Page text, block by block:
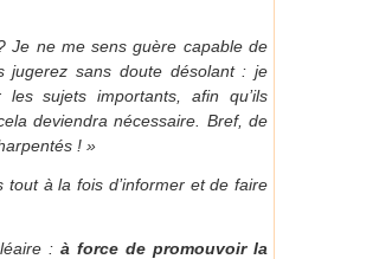
Je ne me sens guère capable de
jugerez sans doute désolant : je
sujets importants, afin qu’ils
deviendra nécessaire. Bref, de
! »
tout à la fois d’informer et de faire
:à force de promouvoir la